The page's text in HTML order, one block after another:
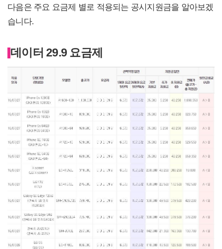
다음은 주요 요금제 별로 적용되는 공시지원금을 알아보겠
습니다.
데이터 29.9 요금제